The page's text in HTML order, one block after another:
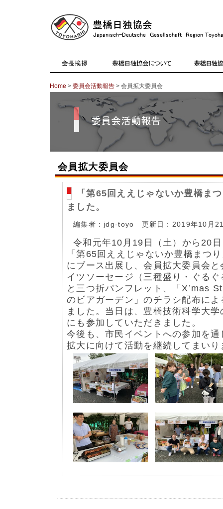
Home > 委員会活動報告 > 会員拡大委員会
会員拡大委員会
「第65回ええじゃないか豊橋ま
ました。
編集者：jdg-toyo 更新日：2019年10月
令和元年10月19日（土）から20
「第65回ええじゃないか豊橋まつ
にブース出展し、会員拡大委員会
イツソーセージ（三種盛り・ぐる
と三つ折パンフレット、「X’mas
のビアガーデン」のチラシ配布に
ました。当日は、豊橋技術科学大
にも参加していただきました。
今後も、市民イベントへの参加を
拡大に向けて活動を継続してまいり